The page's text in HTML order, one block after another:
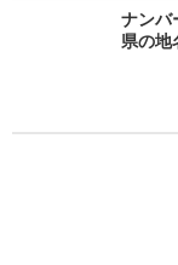
ナンバ
県の地